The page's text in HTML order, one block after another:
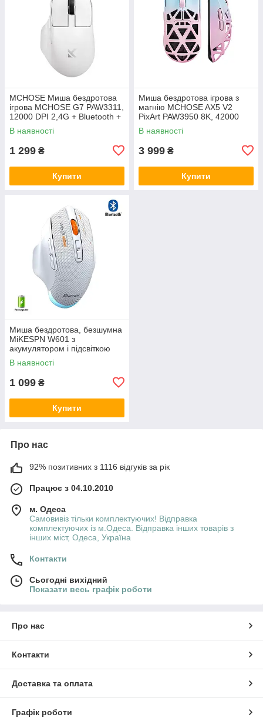
MCHOSE Миша бездротова
ігрова MCHOSE G7 PAW3311,
12000 DPI 2,4G + Bluetooth +
Wired White
В наявності
1 299 ₴
Купити
Миша бездротова ігрова з
магнію MCHOSE AX5 V2
PixArt PAW3950 8K, 42000
DPI 2,4G+Bluetooth+Wired
В наявності
3 999 ₴
Купити
Миша бездротова, безшумна
MiKESPN W601 з
акумулятором і підсвіткою
2,4G + Bluetooth White
В наявності
1 099 ₴
Купити
Про нас
92% позитивних з 1116 відгуків за рік
Працює з 04.10.2010
м. Одеса
Самовивіз тільки комплектуючих! Відправка
комплектуючих із м.Одеса. Відправка інших товарів з
інших міст, Одеса, Україна
Контакти
Сьогодні вихідний
Показати весь графік роботи
Про нас
Контакти
Доставка та оплата
Графік роботи